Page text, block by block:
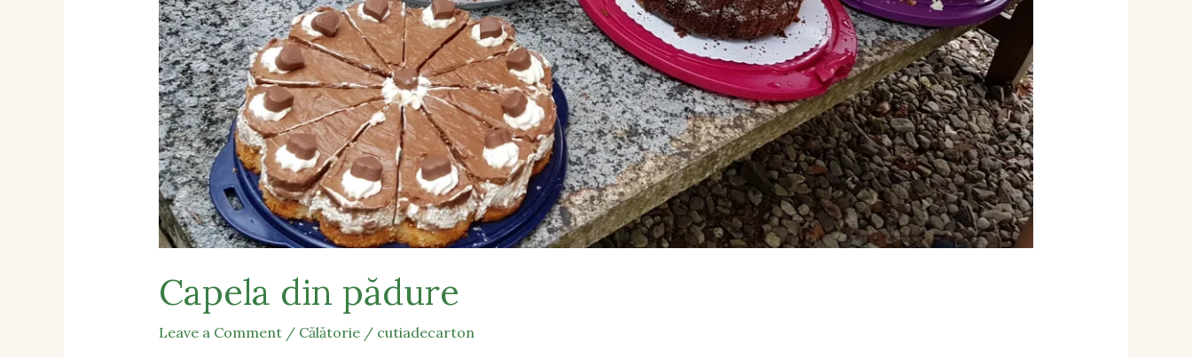
Capela din pădure
Leave a Comment / Călătorie/ cutiadecarton